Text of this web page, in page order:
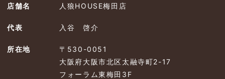
店舗名 人狼HOUSE梅田店
代表 入谷 啓介
所在地
〒530-0051
大阪府大阪市北区太融寺町2-17
フォーラム東梅田3F